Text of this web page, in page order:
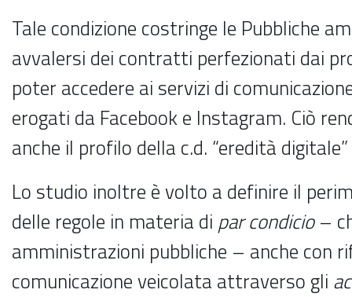
Tale condizione costringe le Pubbliche
avvalersi dei contratti perfezionati dai
poter accedere ai servizi di
erogati da Facebook e Instagram. Ciò
anche il profilo della c.d. “eredità
Lo studio inoltre è volto a definire il
delle regole in materia di par condicio–
amministrazioni pubbliche – anche con
comunicazione veicolata attraverso gli